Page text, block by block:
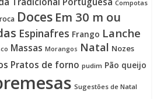
Compotas
Doces Em 30 m ou
Espinafres Frango Lanche
Massas Morangos Natal Nozes
Pratos de forno pudim Pão queijo
Sugestões de Natal